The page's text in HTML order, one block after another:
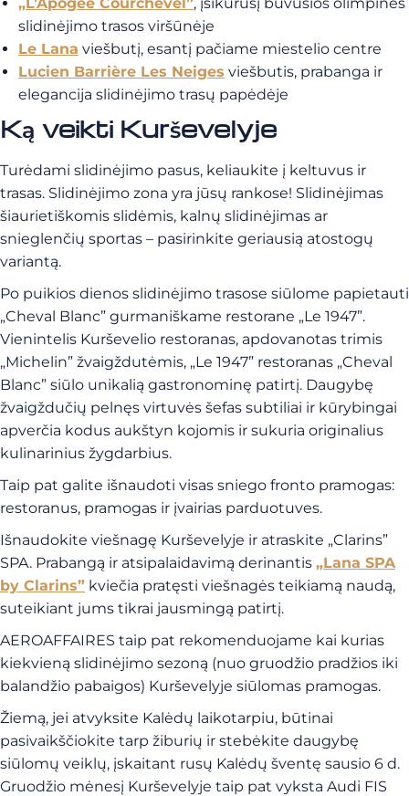
slidinėjimo trasos viršūnėje
Le Lana viešbutį, esantį pačiame miestelio centre
Lucien Barrière Les Neiges viešbutis, prabanga ir
elegancija slidinėjimo trasų papėdėje
Ką veikti Kurševelyje
Turėdami slidinėjimo pasus, keliaukite į keltuvus ir
trasas. Slidinėjimo zona yra jūsų rankose! Slidinėjimas
šiaurietiškomis slidėmis, kalnų slidinėjimas ar
snieglenčių sportas – pasirinkite geriausią atostogų
variantą.
Po puikios dienos slidinėjimo trasose siūlome papietauti
„Cheval Blanc” gurmaniškame restorane „Le 1947”.
Vienintelis Kurševelio restoranas, apdovanotas trimis
„Michelin” žvaigždutėmis, „Le 1947” restoranas „Cheval
Blanc” siūlo unikalią gastronominę patirtį. Daugybę
žvaigždučių pelnęs virtuvės šefas subtiliai ir kūrybingai
apverčia kodus aukštyn kojomis ir sukuria originalius
kulinarinius žygdarbius.
Taip pat galite išnaudoti visas sniego fronto pramogas:
restoranus, pramogas ir įvairias parduotuves.
Išnaudokite viešnagę Kurševelyje ir atraskite „Clarins”
SPA. Prabangą ir atsipalaidavimą derinantis „Lana SPA
by Clarins” kviečia pratęsti viešnagės teikiamą naudą,
suteikiant jums tikrai jausmingą patirtį.
AEROAFFAIRES taip pat rekomenduojame kai kurias
kiekvieną slidinėjimo sezoną (nuo gruodžio pradžios iki
balandžio pabaigos) Kurševelyje siūlomas pramogas.
Žiemą, jei atvyksite Kalėdų laikotarpiu, būtinai
pasivaikščiokite tarp žiburių ir stebėkite daugybę
siūlomų veiklų, įskaitant rusų Kalėdų šventę sausio 6 d.
Gruodžio mėnesį Kurševelyje taip pat vyksta Audi FIS